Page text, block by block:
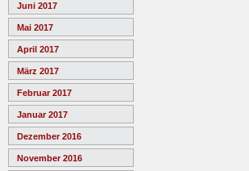
Juni 2017
Mai 2017
April 2017
März 2017
Februar 2017
Januar 2017
Dezember 2016
November 2016